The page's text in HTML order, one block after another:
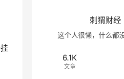
刺猬财经
这个人很懒，什么都
6.1K
文章